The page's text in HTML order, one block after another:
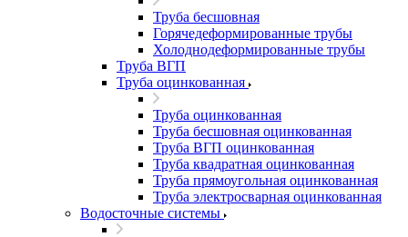
Труба бесшовная
Горячедеформированные трубы
Холоднодеформированные трубы
Труба ВГП
Труба оцинкованная
Труба оцинкованная
Труба бесшовная оцинкованная
Труба ВГП оцинкованная
Труба квадратная оцинкованная
Труба прямоугольная оцинкованная
Труба электросварная оцинкованная
Водосточные системы